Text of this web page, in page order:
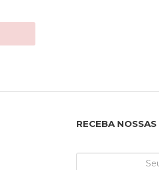
RECEBA